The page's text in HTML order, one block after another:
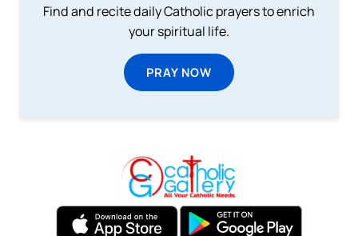
Find and recite daily Catholic prayers to enrich
your spiritual life.
PRAY NOW